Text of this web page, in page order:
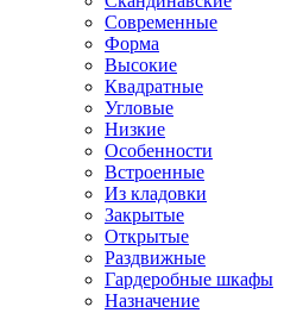
Современные
Форма
Высокие
Квадратные
Угловые
Низкие
Особенности
Встроенные
Из кладовки
Закрытые
Открытые
Раздвижные
Гардеробные шкафы
Назначение